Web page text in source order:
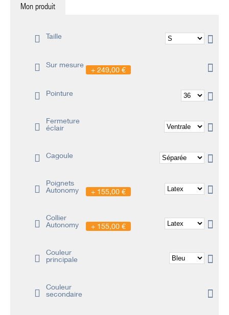
Mon produit
Taille
Sur mesure
249,00 €
Pointure
Fermeture
éclair
Cagoule
Poignets
Autonomy
155,00 €
Collier
Autonomy
155,00 €
Couleur
principale
Couleur
secondaire